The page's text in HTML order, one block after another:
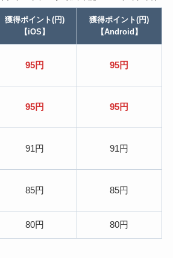
獲得ポイント(円)
【iOS】
獲得ポイント(円)
【Android】
95円 95円
95円 95円
91円 91円
85円 85円
80円 80円